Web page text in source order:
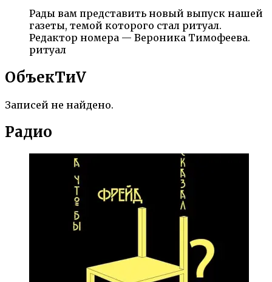
Рады вам представить новый выпуск нашей
газеты, темой которого стал ритуал.
Редактор номера — Вероника Тимофеева.
ритуал
ОбъекTиV
Записей не найдено.
Радио